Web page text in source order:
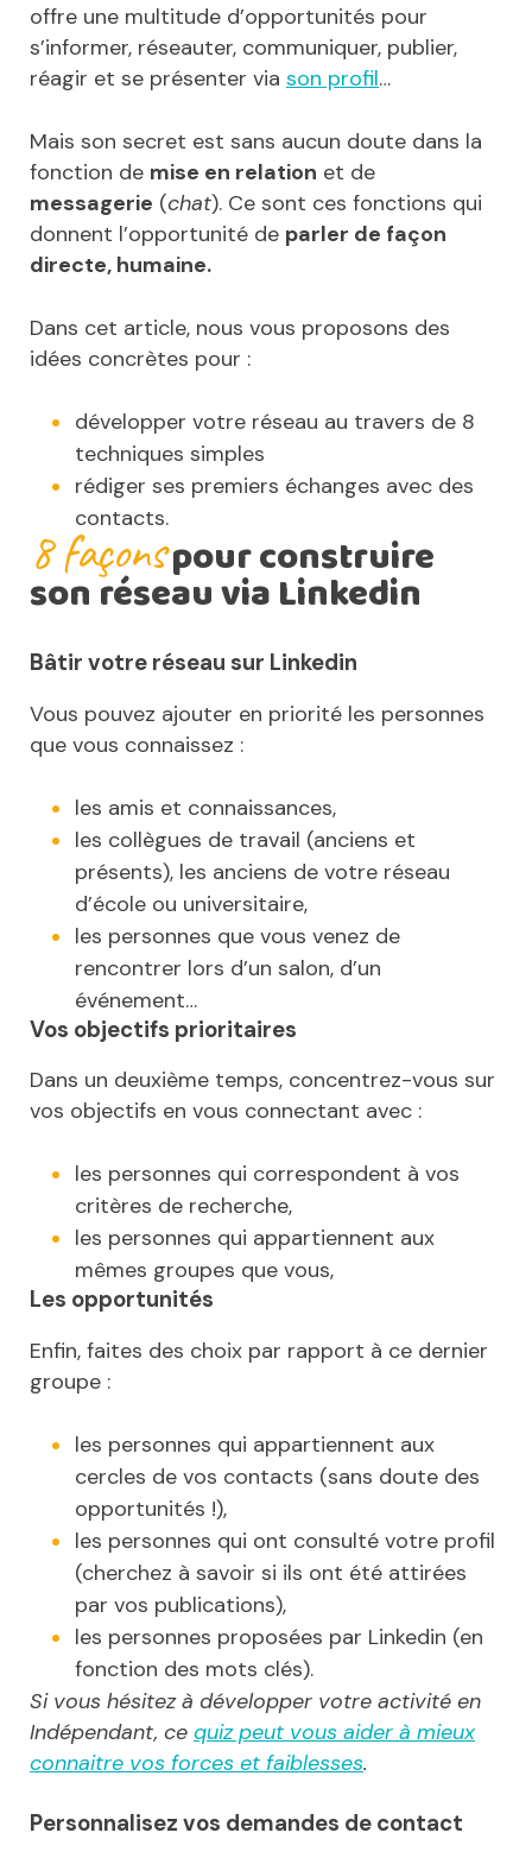
offre une multitude d’opportunités pour
s’informer, réseauter, communiquer, publier,
réagir et se présenter via son profil…
Mais son secret est sans aucun doute dans la
fonction de mise en relation et de
messagerie (chat). Ce sont ces fonctions qui
donnent l’opportunité de parler de façon
directe, humaine.
Dans cet article, nous vous proposons des
idées concrètes pour :
développer votre réseau au travers de 8
techniques simples
rédiger ses premiers échanges avec des
contacts.
8 façonspour construire
son réseau viaLinkedin
Bâtir votre réseau sur Linkedin
Vous pouvez ajouter en priorité les personnes
que vous connaissez :
les amis et connaissances,
les collègues de travail (anciens et
présents), les anciens de votre réseau
d’école ou universitaire,
les personnes que vous venez de
rencontrer lors d’un salon, d’un
événement…
Vos objectifs prioritaires
Dans un deuxième temps, concentrez-vous sur
vos objectifs en vous connectant avec :
les personnes qui correspondent à vos
critères de recherche,
les personnes qui appartiennent aux
mêmes groupes que vous,
Les opportunités
Enfin, faites des choix par rapport à ce dernier
groupe :
les personnes qui appartiennent aux
cercles de vos contacts (sans doute des
opportunités !),
les personnes qui ont consulté votre profil
(cherchez à savoir si ils ont été attirées
par vos publications),
les personnes proposées par Linkedin (en
fonction des mots clés).
Si vous hésitez à développer votre activité en
Indépendant, ce quiz peut vous aider à mieux
connaitre vos forces et faiblesses.
Personnalisez vos demandes de contact